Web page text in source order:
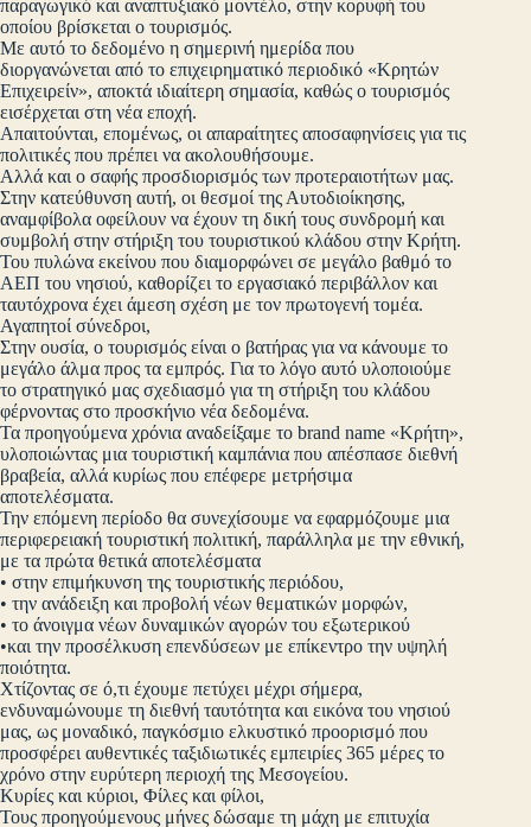
παραγωγικό και αναπτυξιακό μοντέλο, στην κορυφή του
οποίου βρίσκεται ο τουρισμός.
Με αυτό το δεδομένο η σημερινή ημερίδα που
διοργανώνεται από το επιχειρηματικό περιοδικό «Κρητών
Επιχειρείν», αποκτά ιδιαίτερη σημασία, καθώς ο τουρισμός
εισέρχεται στη νέα εποχή.
Απαιτούνται, επομένως, οι απαραίτητες αποσαφηνίσεις για τις
πολιτικές που πρέπει να ακολουθήσουμε.
Αλλά και ο σαφής προσδιορισμός των προτεραιοτήτων μας.
Στην κατεύθυνση αυτή, οι θεσμοί της Αυτοδιοίκησης,
αναμφίβολα οφείλουν να έχουν τη δική τους συνδρομή και
συμβολή στην στήριξη του τουριστικού κλάδου στην Κρήτη.
Του πυλώνα εκείνου που διαμορφώνει σε μεγάλο βαθμό το
ΑΕΠ του νησιού, καθορίζει το εργασιακό περιβάλλον και
ταυτόχρονα έχει άμεση σχέση με τον πρωτογενή τομέα.
Αγαπητοί σύνεδροι,
Στην ουσία, ο τουρισμός είναι ο βατήρας για να κάνουμε το
μεγάλο άλμα προς τα εμπρός. Για το λόγο αυτό υλοποιούμε
το στρατηγικό μας σχεδιασμό για τη στήριξη του κλάδου
φέρνοντας στο προσκήνιο νέα δεδομένα.
Τα προηγούμενα χρόνια αναδείξαμε το brand name «Κρήτη»,
υλοποιώντας μια τουριστική καμπάνια που απέσπασε διεθνή
βραβεία, αλλά κυρίως που επέφερε μετρήσιμα
αποτελέσματα.
Την επόμενη περίοδο θα συνεχίσουμε να εφαρμόζουμε μια
περιφερειακή τουριστική πολιτική, παράλληλα με την εθνική,
με τα πρώτα θετικά αποτελέσματα
• στην επιμήκυνση της τουριστικής περιόδου,
• την ανάδειξη και προβολή νέων θεματικών μορφών,
• το άνοιγμα νέων δυναμικών αγορών του εξωτερικού
•και την προσέλκυση επενδύσεων με επίκεντρο την υψηλή
ποιότητα.
Χτίζοντας σε ό,τι έχουμε πετύχει μέχρι σήμερα,
ενδυναμώνουμε τη διεθνή ταυτότητα και εικόνα του νησιού
μας, ως μοναδικό, παγκόσμιο ελκυστικό προορισμό που
προσφέρει αυθεντικές ταξιδιωτικές εμπειρίες 365 μέρες το
χρόνο στην ευρύτερη περιοχή της Μεσογείου.
Κυρίες και κύριοι, Φίλες και φίλοι,
Τους προηγούμενους μήνες δώσαμε τη μάχη με επιτυχία